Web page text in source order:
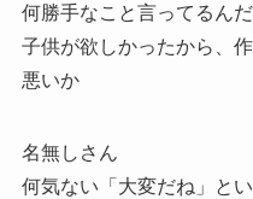
何勝手なこと言ってるん
子供が欲しかったから、
悪いか
名無しさん
何気ない「大変だね」と